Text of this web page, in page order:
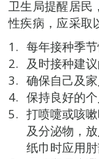
卫生局提醒居民
性疾病，应采取
每年接种季
及时接种建
确保自己及
保持良好的
打喷嚏或咳
及分泌物，
纸巾时应用